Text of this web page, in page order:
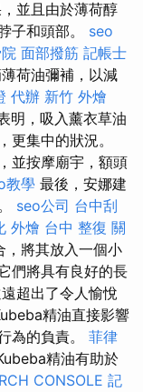
並且由於薄荷醇
子和頭部。 seo
面部撥筋 記帳士
荷油彌補，以減
代辦 新竹 外燴
明，吸入薰衣草油
更集中的狀況。
並按摩廟宇，額頭
教學 最後，安娜建
seo公司 台中刮
外燴 台中 整復 關
，將其放入一個小
們將具有良好的長
超出了令人愉悅
精油直接影響
為的負責。 菲律
精油有助於
CONSOLE 記